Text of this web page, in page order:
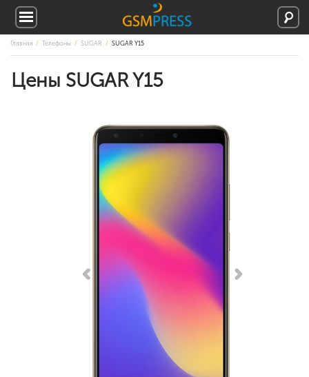
Главная Телефоны SUGAR SUGAR Y15
Цены SUGAR Y15